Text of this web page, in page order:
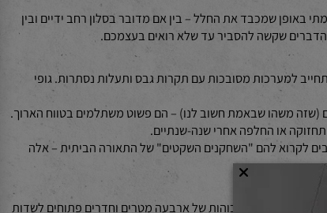
בעיצוב הפנים מבלי למשוך יותר מדי תשומת לב, וזו אחת
שמכבד את החלל – בין אם מדובר בסלון רחב ידיים ובין
שקשה להסביר עד שלא רואים בעצמכם.
למערכות מסובכות עם תקרות גבס ותעלות נסתרות. גופי
משהו שבאמת חשוב לנו) – הם פשוט משתלמים בטווח הארוך.
או החלפה אחרי שנה-שנתיים.
לקרוא להם "השחקנים השקטים" של התאורה הביתית – אלה